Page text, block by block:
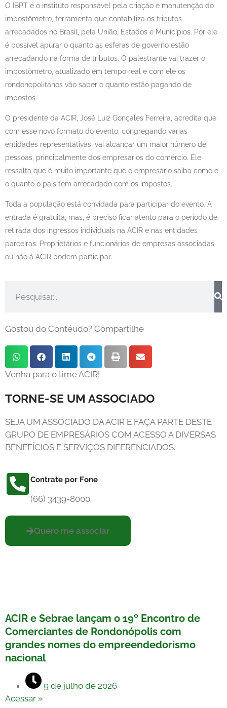
O IBPT é o instituto responsável pela criação e manutenção do
impostômetro, ferramenta que contabiliza os tributos
arrecadados no Brasil, pela União, Estados e Municípios. Por ele
é possível apurar o quanto as esferas de governo estão
arrecadando na forma de tributos. O palestrante vai trazer o
impostômetro, atualizado em tempo real e com ele os
rondonopolitanos vão saber o quanto estão pagando de
impostos.
O presidente da ACIR, José Luiz Gonçales Ferreira, acredita que
com esse novo formato do evento, congregando várias
entidades representativas, vai alcançar um maior número de
pessoas, principalmente dos empresários do comércio. Ele
ressalta que é muito importante que o empresário saiba como e
o quanto o país tem arrecadado com os impostos.
Toda a população está convidada para participar do evento. A
entrada é gratuita, mas, é preciso ficar atento para o período de
retirada dos ingressos individuais na ACIR e nas entidades
parceiras. Proprietários e funcionários de empresas associadas
ou não à ACIR podem participar.
Gostou do Contéudo? Compartilhe
Venha para o time ACIR!
TORNE-SE UM ASSOCIADO
SEJA UM ASSOCIADO DA ACIR E FAÇA PARTE DESTE
GRUPO DE EMPRESÁRIOS COM ACESSO A DIVERSAS
BENEFÍCIOS E SERVIÇOS DIFERENCIADOS.
Contrate por Fone
(66) 3439-8000
Quero me associar
ACIR e Sebrae lançam o 19º Encontro de
Comerciantes de Rondonópolis com
grandes nomes do empreendedorismo
nacional
9 de julho de 2026
Acessar »